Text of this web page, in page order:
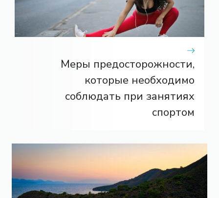
Меры предосторожности,
которые необходимо
соблюдать при занятиях
спортом